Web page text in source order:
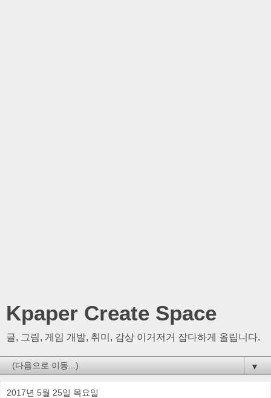
Kpaper Create Space
글, 그림, 게임 개발, 취미, 감상 이거저거 잡다하게 올립니다.
▼
2017년 5월 25일 목요일